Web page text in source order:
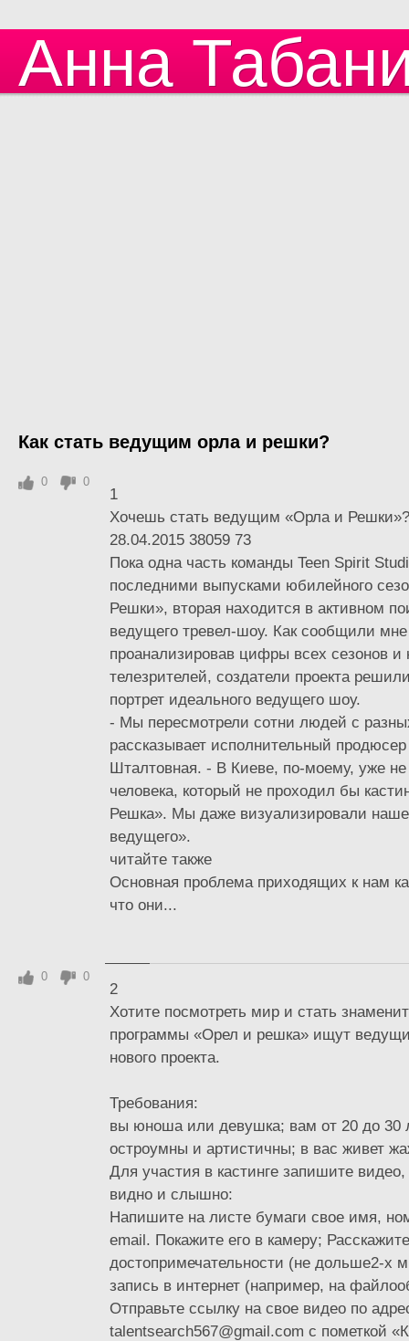
Анна
Как стать ведущим орла и решки?
1
Хочешь стать ведущим «Орла и
28.04.2015 38059 73
Пока одна часть команды Teen Spirit
последними выпусками юбилейного
Решки», вторая находится в активном
ведущего тревел-шоу. Как сообщили
проанализировав цифры всех сезонов и
телезрителей, создатели проекта
портрет идеального ведущего шоу.
- Мы пересмотрели сотни людей с
рассказывает исполнительный
Шталтовная. - В Киеве, по-моему, уже не
человека, который не проходил бы
Решка». Мы даже визуализировали
ведущего».
читайте также
Основная проблема приходящих к нам
что они...
0 0
2
Хотите посмотреть мир и стать
программы «Орел и решка» ищут
нового проекта.
Требования:
вы юноша или девушка; вам от 20 до 30
остроумны и артистичны; в вас живет
Для участия в кастинге запишите
видно и слышно:
Напишите на листе бумаги свое имя,
email. Покажите его в камеру;
достопримечательности (не дольше2-х
запись в интернет (например, на
Отправьте ссылку на свое видео по
talentsearch567@gmail.com с пометкой
0 0